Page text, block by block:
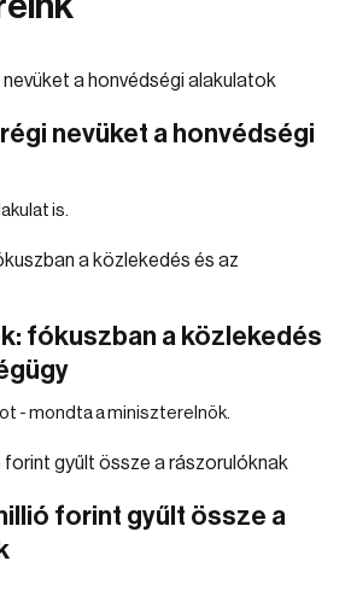
nevüket a honvédségi
is.
fókuszban a közlekedés
- mondta a miniszterelnök.
forint gyűlt össze a